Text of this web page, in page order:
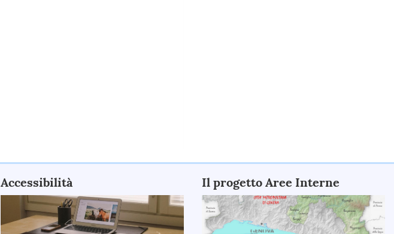
Accessibilità Il progetto Aree Interne